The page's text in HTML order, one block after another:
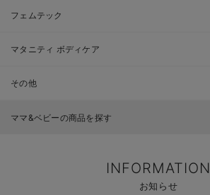
フェムテック
マタニティ ボディケア
その他
ママ&ベビーの商品を探す
INFORMATION
お知らせ